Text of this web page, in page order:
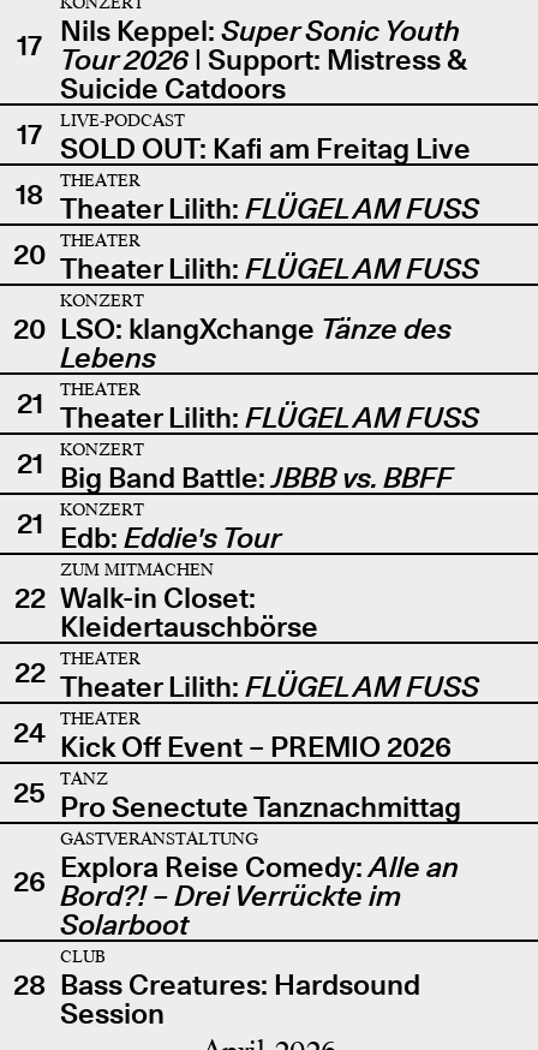
17 Nils Keppel: Super Sonic Youth
Tour 2026| Support: Mistress &
Suicide Catdoors
17
LIVE-PODCAST
SOLD OUT: Kafi am Freitag Live
18
THEATER
Theater Lilith: FLÜGEL AM FUSS
20
THEATER
Theater Lilith: FLÜGEL AM FUSS
20
KONZERT
LSO: klangXchange Tänze des
Lebens
21
THEATER
Theater Lilith: FLÜGEL AM FUSS
21
KONZERT
Big Band Battle:JBBB vs. BBFF
21
KONZERT
Edb: Eddie's Tour
22
ZUM MITMACHEN
Walk-in Closet:
Kleidertauschbörse
22
THEATER
Theater Lilith: FLÜGEL AM FUSS
24
THEATER
Kick Off Event – PREMIO 2026
25
TANZ
Pro Senectute Tanznachmittag
26
GASTVERANSTALTUNG
Explora Reise Comedy:Alle an
Bord?! – Drei Verrückte im
Solarboot
28
CLUB
Bass Creatures: Hardsound
Session